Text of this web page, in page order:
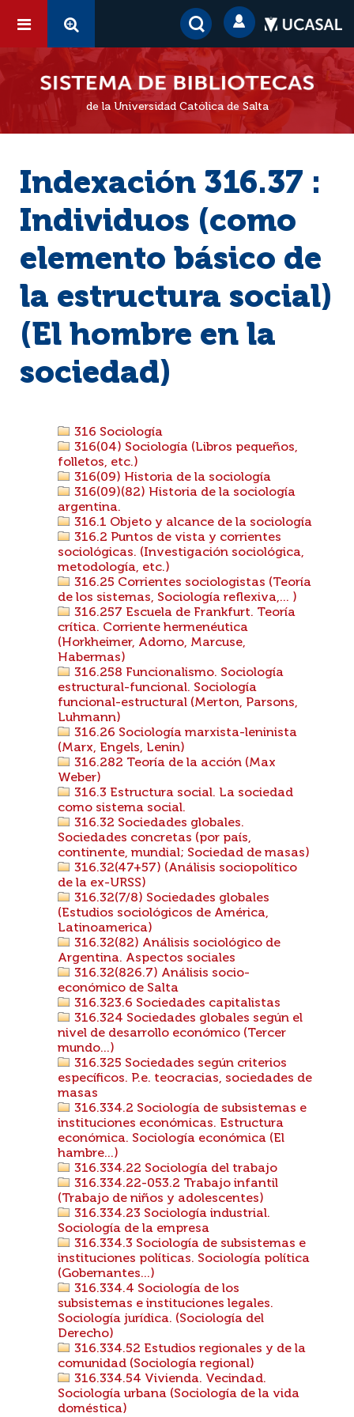
de la Universidad Católica de Salta
Indexación 316.37 :
Individuos (como
elemento básico de
la estructura social)
(El hombre en la
sociedad)
316 Sociología
316(04) Sociología (Libros pequeños,
folletos, etc.)
316(09) Historia de la sociología
316(09)(82) Historia de la sociología
argentina.
316.1 Objeto y alcance de la sociología
316.2 Puntos de vista y corrientes
sociológicas. (Investigación sociológica,
metodología, etc.)
316.25 Corrientes sociologistas (Teoría
de los sistemas, Sociología reflexiva,... )
316.257 Escuela de Frankfurt. Teoría
crítica. Corriente hermenéutica
(Horkheimer, Adorno, Marcuse,
Habermas)
316.258 Funcionalismo. Sociología
estructural-funcional. Sociología
funcional-estructural (Merton, Parsons,
Luhmann)
316.26 Sociología marxista-leninista
(Marx, Engels, Lenin)
316.282 Teoría de la acción (Max
Weber)
316.3 Estructura social. La sociedad
como sistema social.
316.32 Sociedades globales.
Sociedades concretas (por país,
continente, mundial; Sociedad de masas)
316.32(47+57) (Análisis sociopolítico
de la ex-URSS)
316.32(7/8) Sociedades globales
(Estudios sociológicos de América,
Latinoamerica)
316.32(82) Análisis sociológico de
Argentina. Aspectos sociales
316.32(826.7) Análisis socio-
económico de Salta
316.323.6 Sociedades capitalistas
316.324 Sociedades globales según el
nivel de desarrollo económico (Tercer
mundo...)
316.325 Sociedades según criterios
específicos. P.e. teocracias, sociedades de
masas
316.334.2 Sociología de subsistemas e
instituciones económicas. Estructura
económica. Sociología económica (El
hambre...)
316.334.22 Sociología del trabajo
316.334.22-053.2 Trabajo infantil
(Trabajo de niños y adolescentes)
316.334.23 Sociología industrial.
Sociología de la empresa
316.334.3 Sociología de subsistemas e
instituciones políticas. Sociología política
(Gobernantes...)
316.334.4 Sociología de los
subsistemas e instituciones legales.
Sociología jurídica. (Sociología del
Derecho)
316.334.52 Estudios regionales y de la
comunidad (Sociología regional)
316.334.54 Vivienda. Vecindad.
Sociología urbana (Sociología de la vida
doméstica)